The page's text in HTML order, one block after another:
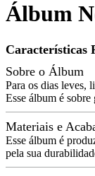
Álbum
Características
Sobre o Álbum
Para os dias leves,
Esse álbum é sobre
Materiais e
Esse álbum é
pela sua